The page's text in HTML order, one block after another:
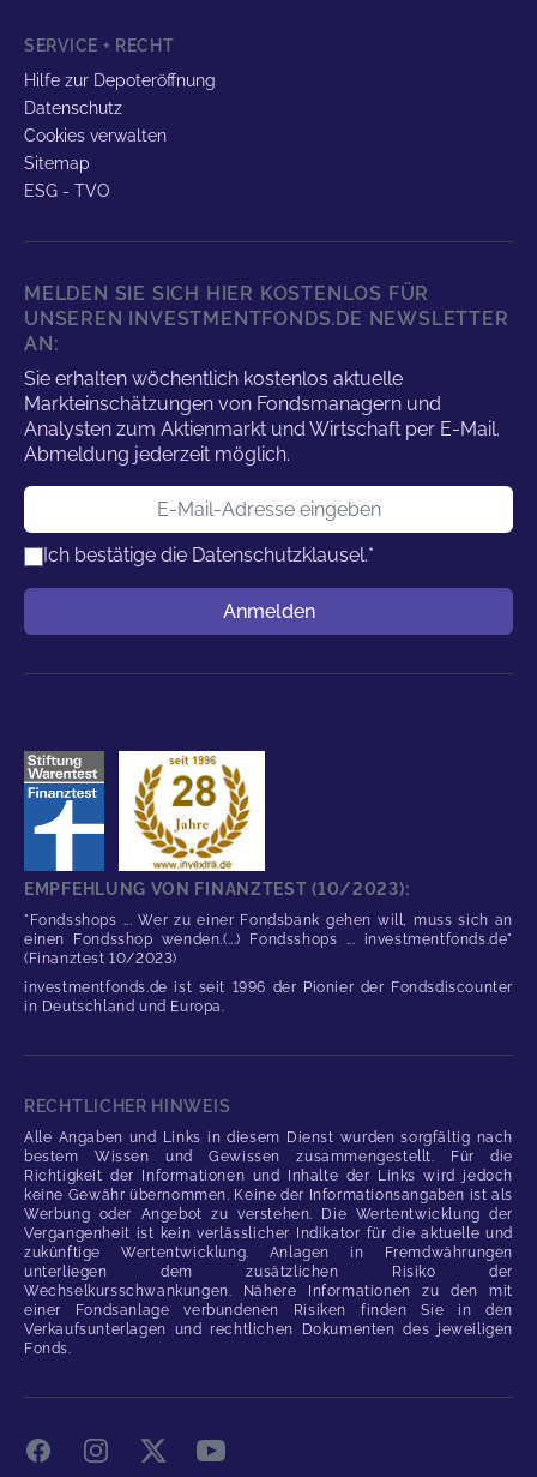
SERVICE + RECHT
Hilfe zur Depoteröffnung
Datenschutz
Cookies verwalten
Sitemap
ESG - TVO
MELDEN SIE SICH HIER KOSTENLOS FÜR
UNSEREN INVESTMENTFONDS.DE NEWSLETTER
AN:
Sie erhalten wöchentlich kostenlos aktuelle
Markteinschätzungen von Fondsmanagern und
Analysten zum Aktienmarkt und Wirtschaft per E-Mail.
Abmeldung jederzeit möglich.
E-Mail-Adresse
Ich bestätige die Datenschutzklausel.*
Anmelden
EMPFEHLUNG VON FINANZTEST (10/2023):
"Fondsshops ... Wer zu einer Fondsbank gehen will, muss sich an
einen Fondsshop wenden.(...) Fondsshops ... investmentfonds.de"
(Finanztest 10/2023)
investmentfonds.de ist seit 1996 der Pionier der Fondsdiscounter
in Deutschland und Europa.
RECHTLICHER HINWEIS
Alle Angaben und Links in diesem Dienst wurden sorgfältig nach
bestem Wissen und Gewissen zusammengestellt. Für die
Richtigkeit der Informationen und Inhalte der Links wird jedoch
keine Gewähr übernommen. Keine der Informationsangaben ist als
Werbung oder Angebot zu verstehen. Die Wertentwicklung der
Vergangenheit ist kein verlässlicher Indikator für die aktuelle und
zukünftige Wertentwicklung. Anlagen in Fremdwährungen
unterliegen dem zusätzlichen Risiko der
Wechselkursschwankungen. Nähere Informationen zu den mit
einer Fondsanlage verbundenen Risiken finden Sie in den
Verkaufsunterlagen und rechtlichen Dokumenten des jeweiligen
Fonds.
FacebookInstagram
X YouTube